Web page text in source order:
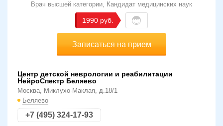
Врач высшей категории
Кандидат медицинских наук
1990
Записаться на прием
Центр детской неврологии и реабилитации
НейроСпектр Беляево
Москва, Миклухо-Маклая, д.18/1
Беляево
+7 (495) 324-17-93